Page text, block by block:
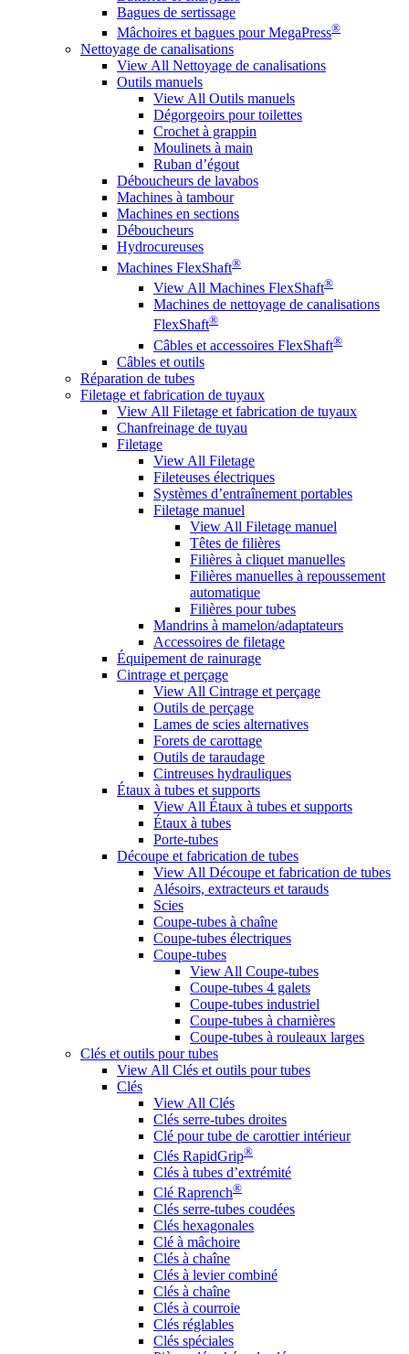
Bagues de sertissage
Mâchoires et bagues pour MegaPress®
Nettoyage de canalisations
View All Nettoyage de canalisations
Outils manuels
View All Outils manuels
Dégorgeoirs pour toilettes
Crochet à grappin
Moulinets à main
Ruban d’égout
Déboucheurs de lavabos
Machines à tambour
Machines en sections
Déboucheurs
Hydrocureuses
Machines FlexShaft®
View All Machines FlexShaft®
Machines de nettoyage de canalisations
FlexShaft®
Câbles et accessoires FlexShaft®
Câbles et outils
Réparation de tubes
Filetage et fabrication de tuyaux
View All Filetage et fabrication de tuyaux
Chanfreinage de tuyau
Filetage
View All Filetage
Fileteuses électriques
Systèmes d’entraînement portables
Filetage manuel
View All Filetage manuel
Têtes de filières
Filières à cliquet manuelles
Filières manuelles à repoussement
automatique
Filières pour tubes
Mandrins à mamelon/adaptateurs
Accessoires de filetage
Équipement de rainurage
Cintrage et perçage
View All Cintrage et perçage
Outils de perçage
Lames de scies alternatives
Forets de carottage
Outils de taraudage
Cintreuses hydrauliques
Étaux à tubes et supports
View All Étaux à tubes et supports
Étaux à tubes
Porte-tubes
Découpe et fabrication de tubes
View All Découpe et fabrication de tubes
Alésoirs, extracteurs et tarauds
Scies
Coupe-tubes à chaîne
Coupe-tubes électriques
Coupe-tubes
View All Coupe-tubes
Coupe-tubes 4 galets
Coupe-tubes industriel
Coupe-tubes à charnières
Coupe-tubes à rouleaux larges
Clés et outils pour tubes
View All Clés et outils pour tubes
Clés
View All Clés
Clés serre-tubes droites
Clé pour tube de carottier intérieur
Clés RapidGrip®
Clés à tubes d’extrémité
Clé Raprench®
Clés serre-tubes coudées
Clés hexagonales
Clé à mâchoire
Clés à chaîne
Clés à levier combiné
Clés à chaîne
Clés à courroie
Clés réglables
Clés spéciales